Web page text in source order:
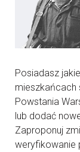
Posiadasz
mieszkańcach
Powstania
lub dodać
Zaproponuj
weryfikowanie